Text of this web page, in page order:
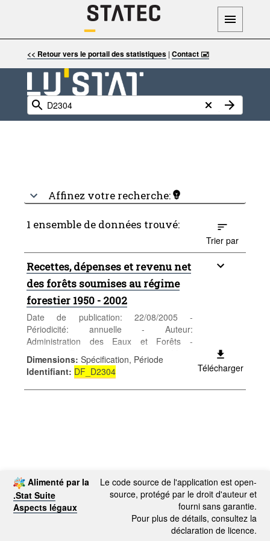
<< Retour vers le portail des statistiques| Contact 🖃
Affinez votre recherche:
1 ensemble de données trouvé:
Trier par
Recettes, dépenses et revenu net
des forêts soumises au régime
forestier 1950 - 2002
Date de publication: 22/08/2005 -
Périodicité: annuelle - Auteur:
Administration des Eaux et Forêts -
Catégorie: Entreprises - Agriculture - Mots-
clés: Forêts, bois, sylviculture, comptes
Dimensions: Spécification, Période
Identifiant: DF_D2304 Télécharger
Alimenté par la
.Stat Suite
Aspects légaux
Le code source de l'application est open-
source, protégé par le droit d'auteur et
fourni sans garantie.
Pour plus de détails, consultez la
déclaration de licence.